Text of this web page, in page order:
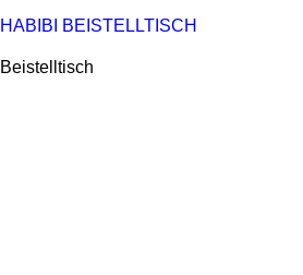
HABIBI BEISTELLTISCH
Beistelltisch